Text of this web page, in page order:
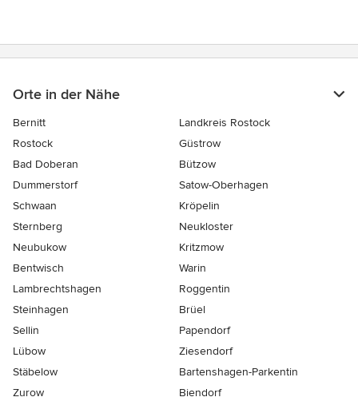
Orte in der Nähe
Bernitt
Landkreis Rostock
Rostock
Güstrow
Bad Doberan
Bützow
Dummerstorf
Satow-Oberhagen
Schwaan
Kröpelin
Sternberg
Neukloster
Neubukow
Kritzmow
Bentwisch
Warin
Lambrechtshagen
Roggentin
Steinhagen
Brüel
Sellin
Papendorf
Lübow
Ziesendorf
Stäbelow
Bartenshagen-Parkentin
Zurow
Biendorf